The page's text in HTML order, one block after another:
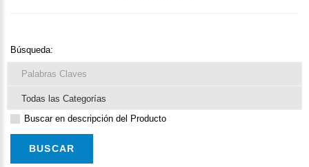
Búsqueda:
Buscar en descripción del Producto